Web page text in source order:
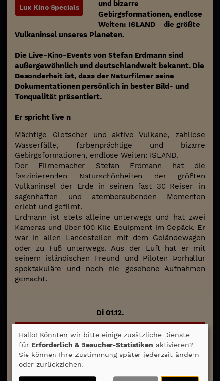
Lux Kino Specials
und bizarre
Gebirgsformationen, endlose
Weiten: ISLAND - die größte
Vulkaninsel unseres Planeten.
Die Live-Kino-Events von Stefan Erdmann sind
außergewöhnlich und deutschlandweit bekannt. Die
Besonderheit ist, dass der Naturfilmer seine
Dokumentationen persönlich in bester Bild- und
Tonqualität präsentiert.
Er spricht live n
Mächtige Gletscher und aktive Vulkane, zahllose
Wasserfälle, farbenprächtige und bizarre
Gebirgsformationen, endlose Weiten: ISLAND.
Der Filmemacher Stefan Erdmann hat die
faszinierenden Naturschönheiten der größten
Vulkaninsel der Erde in seinen fast 30 Reisen in
sagenhaften und atemberaubenden Momenten
erlebt und gefilmt.
Erdmann ist stets alleine unterwegs und hat zwei
Kameras und über 100 Kilo Equipment im Gepäck. Er
war in allen Landesteilen mit dem Geländewagen
oder zu Fuß unterwegs. Aus der Luft hat er mit
seinem isländischen Freund und Piloten Þorhallur
spektakuläre und noch nie gesehene Aufnahmen
gemacht.
Di 01.12.
20:00
Tickets verfügbar ab 06.08
Hallo! Könnten wir bitte einige zusätzliche Dienste
für Erforderlich & Besucher-Statistiken aktivieren?
Sie können Ihre Zustimmung später jederzeit ändern
oder zurückziehen.